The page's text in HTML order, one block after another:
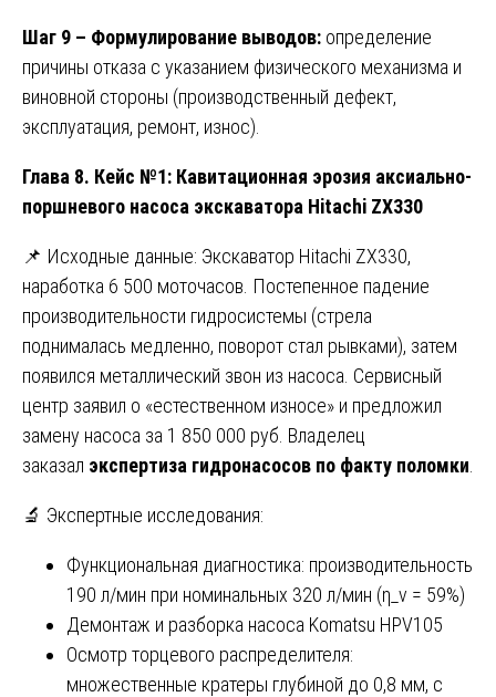
Шаг 9 – Формулирование выводов: определение
причины отказа с указанием физического механизма и
виновной стороны (производственный дефект,
эксплуатация, ремонт, износ).
Глава 8. Кейс №1: Кавитационная эрозия аксиально-
поршневого насоса экскаватора Hitachi ZX330
📌 Исходные данные: Экскаватор Hitachi ZX330,
наработка 6 500 моточасов. Постепенное падение
производительности гидросистемы (стрела
поднималась медленно, поворот стал рывками), затем
появился металлический звон из насоса. Сервисный
центр заявил о «естественном износе» и предложил
замену насоса за 1 850 000 руб. Владелец
заказал экспертиза гидронасосов по факту поломки
🔬 Экспертные исследования:
Функциональная диагностика: производительность
190 л/мин при номинальных 320 л/мин (η_v = 59%)
Демонтаж и разборка насоса Komatsu HPV105
Осмотр торцевого распределителя:
множественные кратеры глубиной до 0,8 мм, с